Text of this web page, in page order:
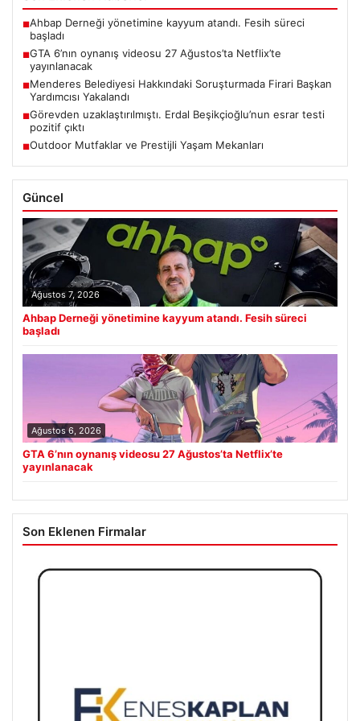
■Ahbap Derneği yönetimine kayyum atandı. Fesih süreci
başladı
■GTA 6’nın oynanış videosu 27 Ağustos’ta Netflix’te
yayınlanacak
■Menderes Belediyesi Hakkındaki Soruşturmada Firari Başkan
Yardımcısı Yakalandı
■Görevden uzaklaştırılmıştı. Erdal Beşikçioğlu’nun esrar testi
pozitif çıktı
■Outdoor Mutfaklar ve Prestijli Yaşam Mekanları
Güncel
Ağustos 7, 2026
Ahbap Derneği yönetimine kayyum atandı. Fesih süreci
başladı
Ağustos 6, 2026
GTA 6’nın oynanış videosu 27 Ağustos’ta Netflix’te
yayınlanacak
Son Eklenen Firmalar